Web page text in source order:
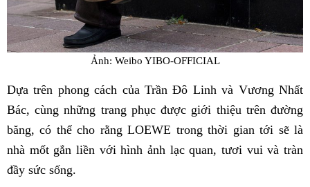
Ảnh: Weibo YIBO-OFFICIAL
Dựa trên phong cách của Trần Đô Linh và Vương Nhất
Bác, cùng những trang phục được giới thiệu trên đường
băng, có thể cho rằng LOEWE trong thời gian tới sẽ là
nhà mốt gắn liền với hình ảnh lạc quan, tươi vui và tràn
đầy sức sống.